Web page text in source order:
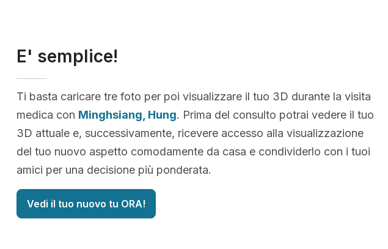
E' semplice!
Ti basta caricare tre foto per poi visualizzare il tuo 3D durante la visita
medica con Minghsiang, Hung. Prima del consulto potrai vedere il tuo
3D attuale e, successivamente, ricevere accesso alla visualizzazione
del tuo nuovo aspetto comodamente da casa e condividerlo con i tuoi
amici per una decisione più ponderata.
Vedi il tuo nuovo tu ORA!